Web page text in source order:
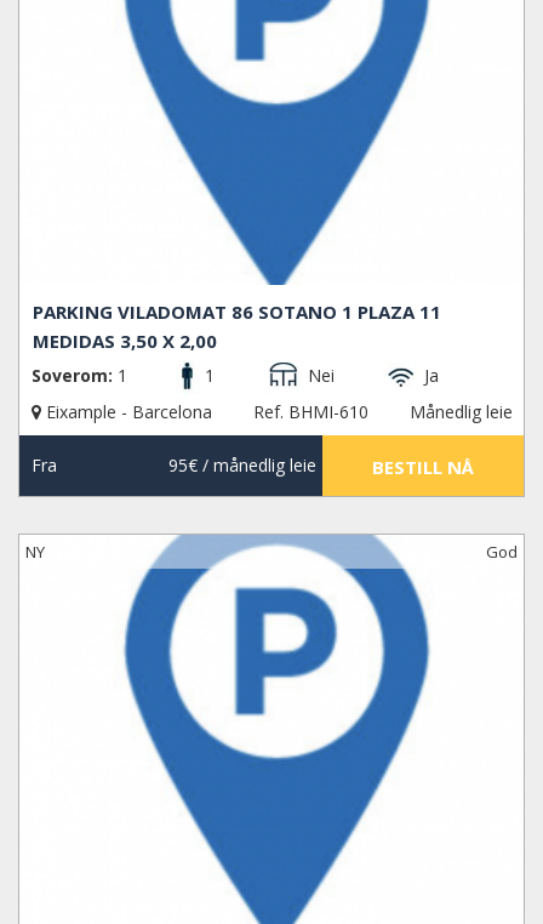
PARKING VILADOMAT 86 SOTANO 1 PLAZA 11
MEDIDAS 3,50 X 2,00
Soverom: 1 1 Nei
Ja
Eixample - Barcelona
Ref. BHMI-610 Månedlig leie
Fra 95€/ månedlig leie BESTILL NÅ
NY God